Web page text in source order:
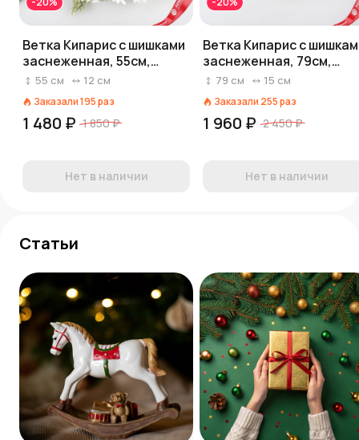
Ветка Кипарис с шишками
заснеженная, 55см,
зеленый
55 см 12 см
Заказали195раз
1 480 ₽ 1 850 ₽
Нет в наличии
Ветка Кипарис с
заснеженная, 79см,
зеленый
79 см 15 см
Заказали 255раз
1 960 ₽ 2 450 ₽
Нет в наличии
Статьи